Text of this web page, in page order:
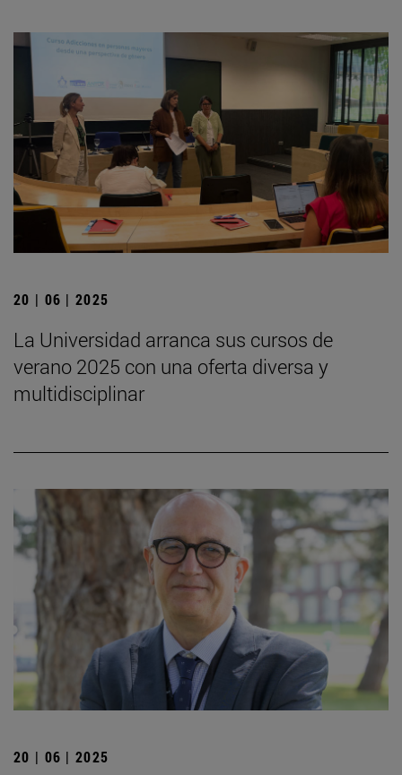
20 | 06 | 2025
La Universidad arranca sus cursos de
verano 2025 con una oferta diversa y
multidisciplinar
20 | 06 | 2025